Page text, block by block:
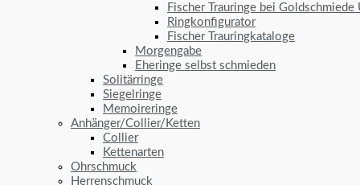
Fischer Trauringe bei Goldschmiede
Ringkonfigurator
Fischer Trauringkataloge
Morgengabe
Eheringe selbst schmieden
Solitärringe
Siegelringe
Memoireringe
Anhänger/Collier/Ketten
Collier
Kettenarten
Ohrschmuck
Herrenschmuck